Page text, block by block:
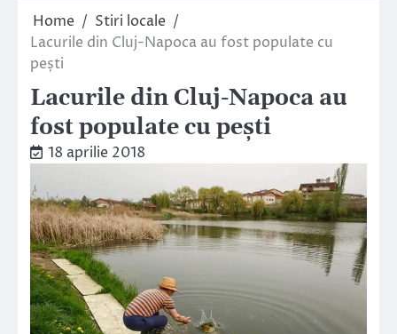
Home
Stiri locale
Lacurile din Cluj-Napoca au fost populate cu
pești
Lacurile din Cluj-Napoca au
fost populate cu pești
18 aprilie 2018